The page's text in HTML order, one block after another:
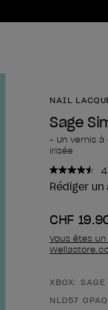
NAIL
Sage
- Un vernis
irisée
Rédiger un
CHF
Vous êtes
Forme
XBOX:
NLD57